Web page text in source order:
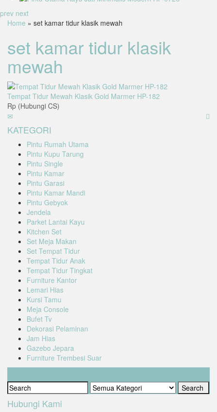
prev next
Home » set kamar tidur klasik mewah
set kamar tidur klasik
mewah
Tempat Tidur Mewah Klasik Gold Marmer HP-182
Rp (Hubungi CS)
KATEGORI
Pintu Rumah Utama
Pintu Kupu Tarung
Pintu Single
Pintu Kamar
Pintu Garasi
Pintu Kamar Mandi
Pintu Gebyok
Jendela
Parket Lantai Kayu
Kitchen Set
Set Meja Makan
Set Tempat Tidur
Tempat Tidur Anak
Tempat Tidur Tingkat
Furniture Kantor
Lemari Hias
Kursi Tamu
Meja Console
Bufet Tv
Dekorasi Pelaminan
Jam Hias
Gazebo Jepara
Furniture Trembesi Suar
Cari Produk
Hubungi Kami